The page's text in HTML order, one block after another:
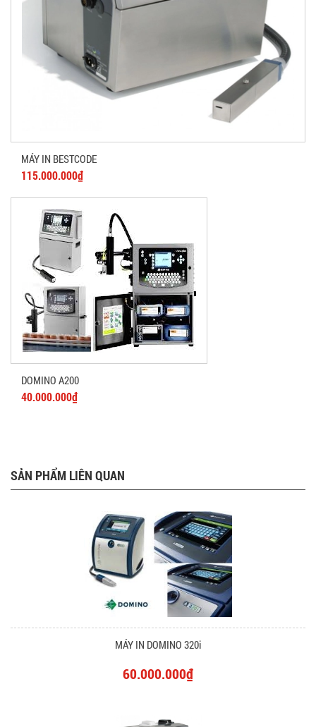
MÁY IN BESTCODE
115.000.000₫
DOMINO A200
40.000.000₫
SẢN PHẨM LIÊN QUAN
MÁY IN DOMINO 320i
60.000.000₫